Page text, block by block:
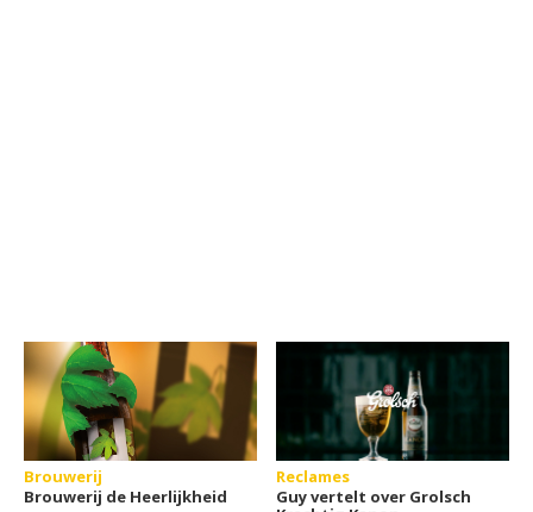
Brouwerij
Brouwerij de Heerlijkheid
Reclames
Guy vertelt over Grolsch